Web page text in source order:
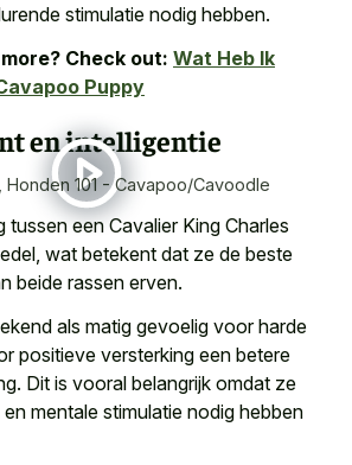
stimulatie nodig hebben.
Check out: Wat Heb Ik
Puppy
en intelligentie
Honden 101 - Cavapoo/Cavoodle
tussen een Cavalier King Charles
wat betekent dat ze de beste
beide rassen erven.
als matig gevoelig voor harde
positieve versterking een betere
Dit is vooral belangrijk omdat ze
mentale stimulatie nodig hebben